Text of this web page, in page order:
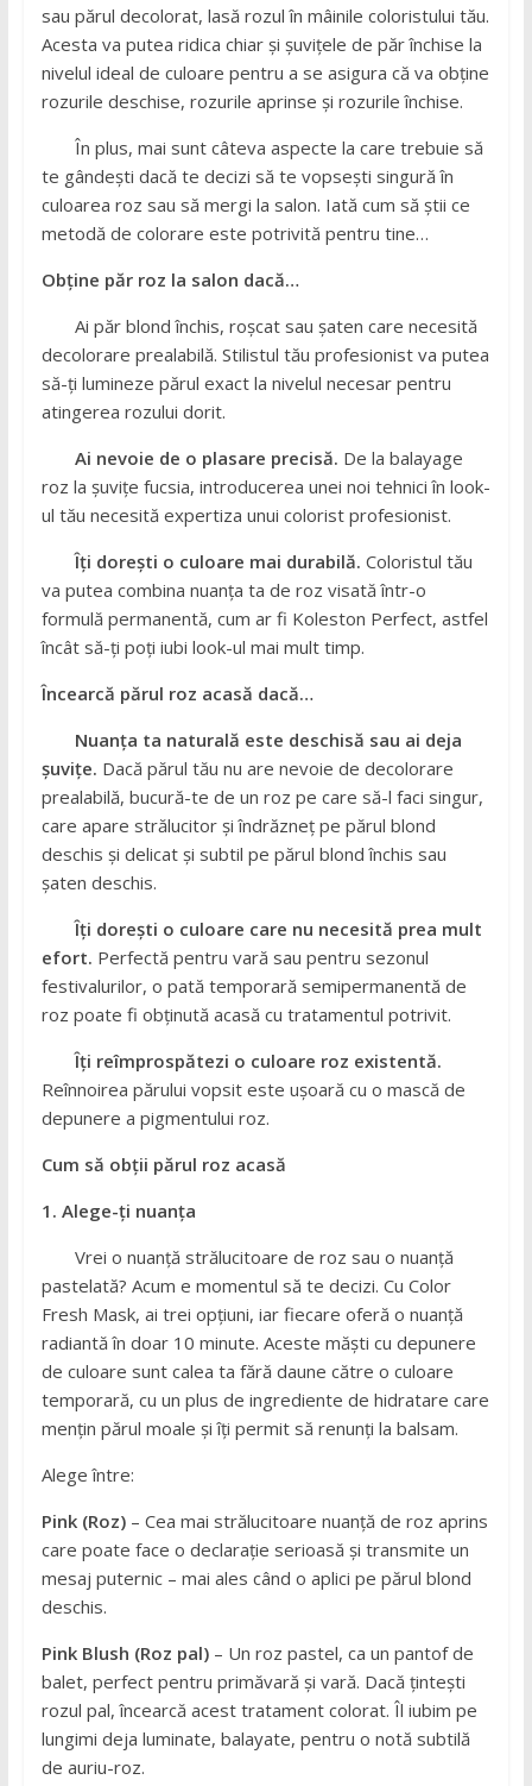
sau părul decolorat, lasă rozul în mâinile coloristului tău.
Acesta va putea ridica chiar și șuvițele de păr închise la
nivelul ideal de culoare pentru a se asigura că va obține
rozurile deschise, rozurile aprinse și rozurile închise.
În plus, mai sunt câteva aspecte la care trebuie să
te gândești dacă te decizi să te vopsești singură în
culoarea roz sau să mergi la salon. Iată cum să știi ce
metodă de colorare este potrivită pentru tine…
Obține păr roz la salon dacă…
Ai păr blond închis, roșcat sau șaten care necesită
decolorare prealabilă. Stilistul tău profesionist va putea
să-ți lumineze părul exact la nivelul necesar pentru
atingerea rozului dorit.
Ai nevoie de o plasare precisă. De la balayage
roz la șuvițe fucsia, introducerea unei noi tehnici în look-
ul tău necesită expertiza unui colorist profesionist.
Îți dorești o culoare mai durabilă. Coloristul tău
va putea combina nuanța ta de roz visată într-o
formulă permanentă, cum ar fi Koleston Perfect, astfel
încât să-ți poți iubi look-ul mai mult timp.
Încearcă părul roz acasă dacă…
Nuanța ta naturală este deschisă sau ai deja
șuvițe. Dacă părul tău nu are nevoie de decolorare
prealabilă, bucură-te de un roz pe care să-l faci singur,
care apare strălucitor și îndrăzneț pe părul blond
deschis și delicat și subtil pe părul blond închis sau
șaten deschis.
Îți dorești o culoare care nu necesită prea mult
efort. Perfectă pentru vară sau pentru sezonul
festivalurilor, o pată temporară semipermanentă de
roz poate fi obținută acasă cu tratamentul potrivit.
Îți reîmprospătezi o culoare roz existentă.
Reînnoirea părului vopsit este ușoară cu o mască de
depunere a pigmentului roz.
Cum să obții părul roz acasă
1. Alege-ți nuanța
Vrei o nuanță strălucitoare de roz sau o nuanță
pastelată? Acum e momentul să te decizi. Cu Color
Fresh Mask, ai trei opțiuni, iar fiecare oferă o nuanță
radiantă în doar 10 minute. Aceste măști cu depunere
de culoare sunt calea ta fără daune către o culoare
temporară, cu un plus de ingrediente de hidratare care
mențin părul moale și îți permit să renunți la balsam.
Alege între:
Pink (Roz)– Cea mai strălucitoare nuanță de roz aprins
care poate face o declarație serioasă și transmite un
mesaj puternic – mai ales când o aplici pe părul blond
deschis.
Pink Blush (Roz pal)– Un roz pastel, ca un pantof de
balet, perfect pentru primăvară și vară. Dacă țintești
rozul pal, încearcă acest tratament colorat. Îl iubim pe
lungimi deja luminate, balayate, pentru o notă subtilă
de auriu-roz.